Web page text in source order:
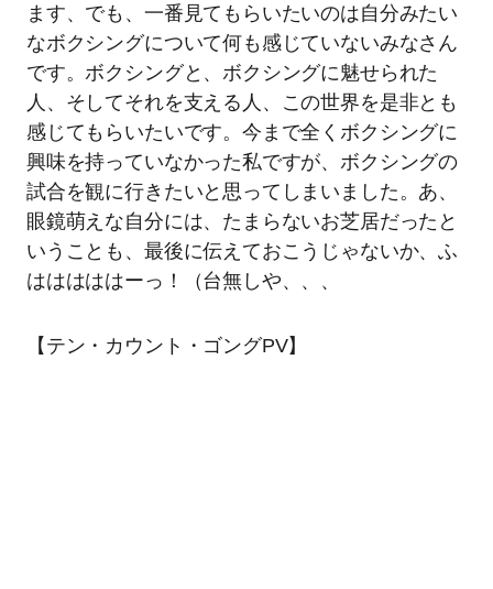
ます、でも、一番見てもらいたいのは自分みたい
なボクシングについて何も感じていないみなさん
です。ボクシングと、ボクシングに魅せられた
人、そしてそれを支える人、この世界を是非とも
感じてもらいたいです。今まで全くボクシングに
興味を持っていなかった私ですが、ボクシングの
試合を観に行きたいと思ってしまいました。あ、
眼鏡萌えな自分には、たまらないお芝居だったと
いうことも、最後に伝えておこうじゃないか、ふ
はははははーっ！（台無しや、、、
【テン・カウント・ゴングPV】